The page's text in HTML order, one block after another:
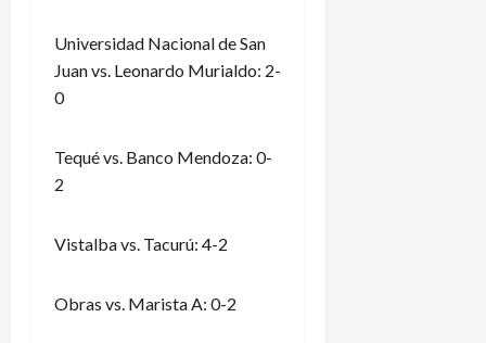
Universidad Nacional de San
Juan vs. Leonardo Murialdo: 2-
0
Tequé vs. Banco Mendoza: 0-
2
Vistalba vs. Tacurú: 4-2
Obras vs. Marista A: 0-2